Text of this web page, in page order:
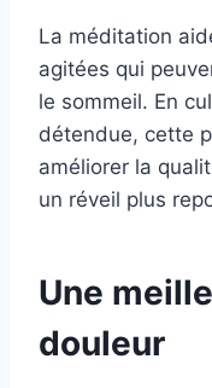
La méditation
agitées qui
le sommeil. En
détendue, cette
améliorer la
un réveil plus
Une
douleur